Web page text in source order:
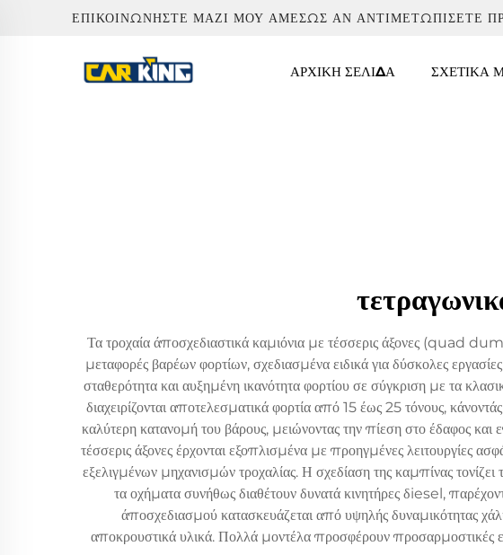
ΕΠΙΚΟΙΝΩΝΉΣΤΕ ΜΑΖΊ ΜΟΥ ΑΜΈΣΩΣ ΑΝ ΑΝΤΙΜΕΤΩΠΊΣΕΤΕ
ΑΡΧΙΚΉ ΣΕΛΊΔΑ ΣΧΕΤΙΚΆ
Τα τροχαία άποσχεδιαστικά καμιόνια με τέσσερις άξονες (quad
μεταφορές βαρέων φορτίων, σχεδιασμένα ειδικά για δύσκολες
σταθερότητα και αυξημένη ικανότητα φορτίου σε σύγκριση με τα
διαχειρίζονται αποτελεσματικά φορτία από 15 έως 25 τόνους,
καλύτερη κατανομή του βάρους, μειώνοντας την πίεση στο έδαφος και
τέσσερις άξονες έρχονται εξοπλισμένα με προηγμένες λειτουργίες
εξελιγμένων μηχανισμών τροχαλίας. Η σχεδίαση της καμπίνας
τα οχήματα συνήθως διαθέτουν δυνατά κινητήρες δiesel,
άποσχεδιασμού κατασκευάζεται από υψηλής δυναμικότητας
αποκρουστικά υλικά. Πολλά μοντέλα προσφέρουν προσαρμοστικές